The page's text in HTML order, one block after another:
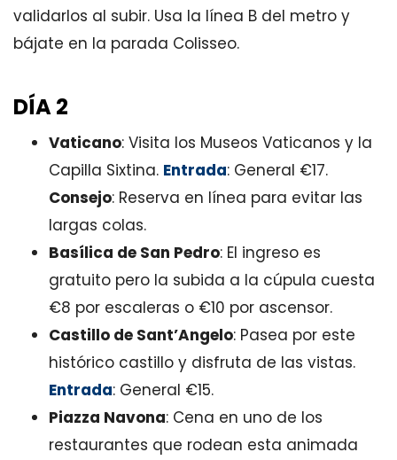
validarlos al subir. Usa la línea B del metro y
bájate en la parada Colisseo.
DÍA 2
Vaticano: Visita los Museos Vaticanos y la
Capilla Sixtina. Entrada: General €17.
Consejo: Reserva en línea para evitar las
largas colas.
Basílica de San Pedro: El ingreso es
gratuito pero la subida a la cúpula cuesta
€8 por escaleras o €10 por ascensor.
Castillo de Sant’Angelo: Pasea por este
histórico castillo y disfruta de las vistas.
Entrada: General €15.
Piazza Navona: Cena en uno de los
restaurantes que rodean esta animada